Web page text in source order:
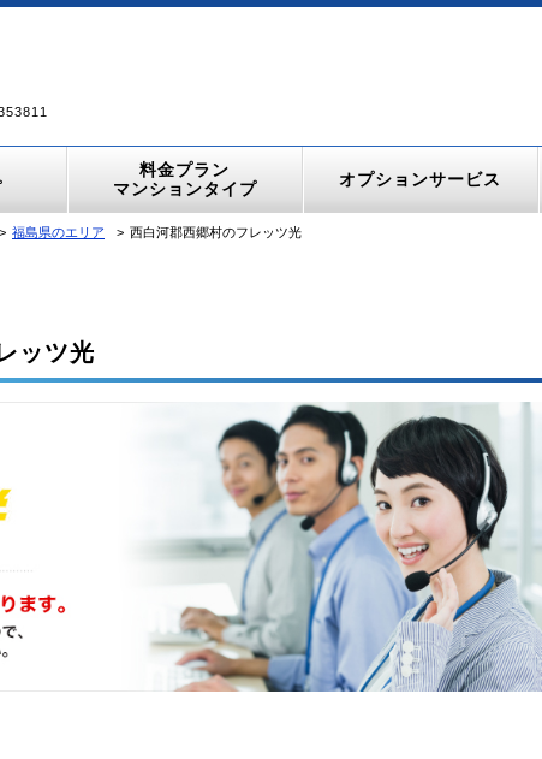
料金プラン
マンションタイプ
オプションサービス
福島県のエリア 西白河郡西郷村のフレッツ光
ッツ光